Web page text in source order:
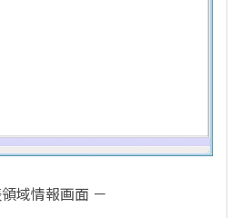
域情報画面 －